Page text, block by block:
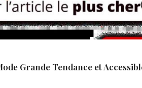
Grande Tendance et